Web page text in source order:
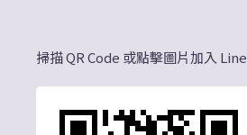
掃描 QR Code 或點擊圖片加入 Line